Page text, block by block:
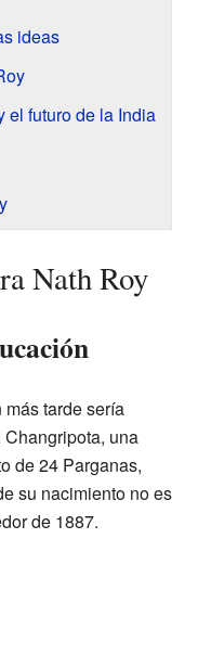
ideas
el futuro de la India
Nath Roy
tarde sería
una
de 24 Parganas,
su nacimiento no es
de 1887.